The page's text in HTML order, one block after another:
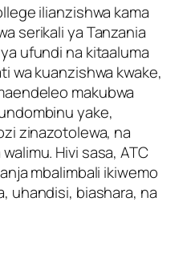
ilianzishwa kama
serikali ya Tanzania
ufundi na kitaaluma
wa kuanzishwa kwake,
makubwa
yake,
zinazotolewa, na
Hivi sasa, ATC
mbalimbali ikiwemo
uhandisi, biashara, na